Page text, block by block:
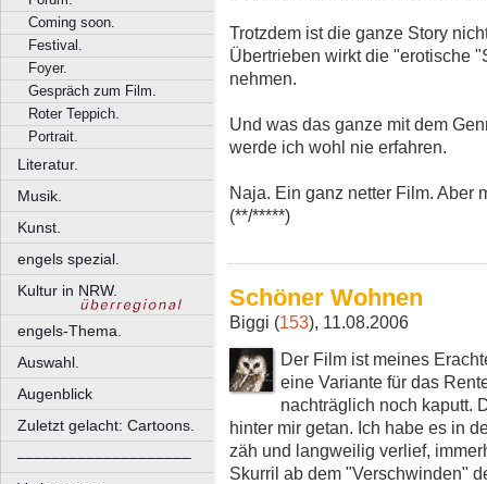
Coming soon.
Festival.
Foyer.
Gespräch zum Film.
Roter Teppich.
Portrait.
Literatur.
Musik.
Kunst.
engels spezial.
Kultur in NRW.
engels-Thema.
Auswahl.
Augenblick
Zuletzt gelacht: Cartoons.
––––––––––––––––––––
Trotzdem ist die ganze Story
Übertrieben wirkt die "erotische
nehmen.
Und was das ganze mit dem
werde ich wohl nie erfahren.
Naja. Ein ganz netter Film. Aber
(**/*****)
Schöner Wohnen
Biggi (153), 11.08.2006
Der Film ist meines
eine Variante für das
nachträglich noch kaputt.
hinter mir getan. Ich habe es in
zäh und langweilig verlief,
Skurril ab dem "Verschwinden"